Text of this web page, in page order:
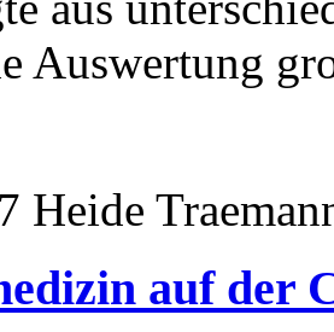
Auswertung
Heide
auf der